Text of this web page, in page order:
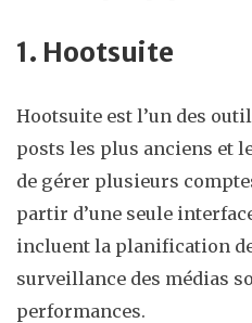
1. Hootsuite
Hootsuite est l’un des
posts les plus anciens et
de gérer plusieurs
partir d’une seule
incluent la planification
surveillance des médias
performances.